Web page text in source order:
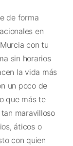
de forma
en
con tu
sin horarios
la vida más
un poco de
que más te
maravilloso
áticos o
con quien